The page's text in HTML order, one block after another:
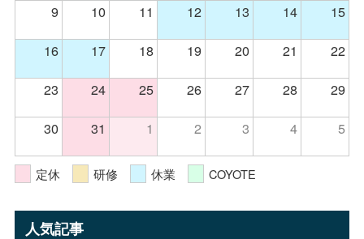
9
10 11 12 13 14
15
16
17 18 19 20 21
22
23
24 25 26 27 28
29
30
31 1 2 3 4 5
定休 研修 休業 COYOTE
人気記事